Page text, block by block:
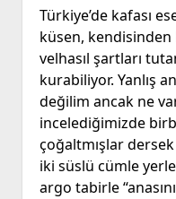
Türkiye’de kafası
küsen,
velhasıl şartları
kurabiliyor. Yanlış
değilim ancak ne
incelediğimizde
çoğaltmışlar
iki süslü cümle
argo tabirle